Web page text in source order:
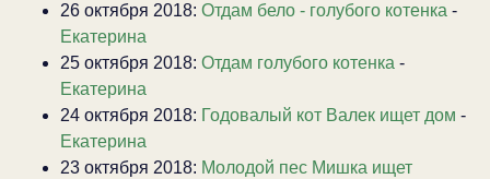
26 октября 2018: Отдам бело - голубого котенка -
Екатерина
25 октября 2018: Отдам голубого котенка -
Екатерина
24 октября 2018: Годовалый кот Валек ищет дом -
Екатерина
23 октября 2018: Молодой пес Мишка ищет